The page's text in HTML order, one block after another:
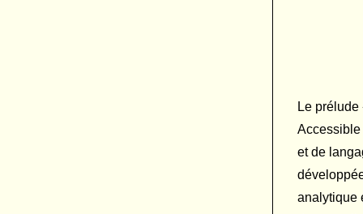
Le
Accessible
et de
analytique